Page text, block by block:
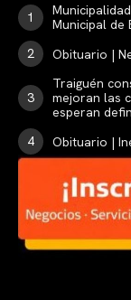
Municipal de
Obituario |
Traiguén
mejoran las
esperan
Obituario |